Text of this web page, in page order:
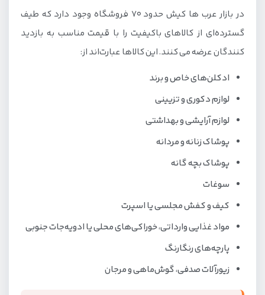
در بازار عرب ها کیش حدود 70 فروشگاه وجود دارد که طیف
گسترده‌ای از کالاهای باکیفیت را با قیمت مناسب به بازدید
کنندگان عرضه می کنند. این کالاها عبارت‌اند از:
ادکلن‌های خاص و برند
لوازم دکوری و تزیینی
لوازم آرایشی و بهداشتی
پوشاک زنانه و مردانه
پوشاک بچه گانه
سوغات
کیف و کفش مجلسی یا اسپرت
مواد غذایی وارداتی، خوراکی‌های محلی یا ادویه‌جات جنوبی
پارچه‌های رنگارنگ
زیورآلات صدفی، گوش‌ماهی و مرجان